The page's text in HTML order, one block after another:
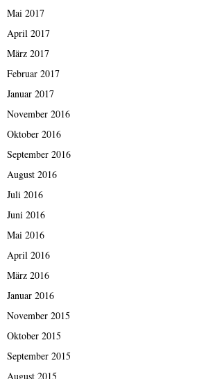
Mai 2017
April 2017
März 2017
Februar 2017
Januar 2017
November 2016
Oktober 2016
September 2016
August 2016
Juli 2016
Juni 2016
Mai 2016
April 2016
März 2016
Januar 2016
November 2015
Oktober 2015
September 2015
August 2015